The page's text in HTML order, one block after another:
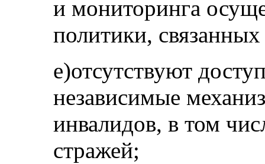
и мониторинга
политики,
e)отсутствуют
независимые
инвалидов, в том
стражей;